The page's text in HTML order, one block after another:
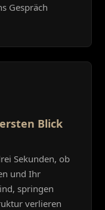
Gespräch
Blick
Sekunden, ob
und Ihr
springen
verlieren